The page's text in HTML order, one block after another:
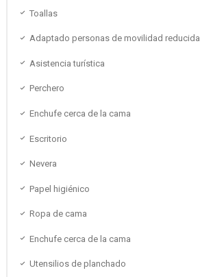
Toallas
Adaptado personas de movilidad reducida
Asistencia turística
Perchero
Enchufe cerca de la cama
Escritorio
Nevera
Papel higiénico
Ropa de cama
Enchufe cerca de la cama
Utensilios de planchado